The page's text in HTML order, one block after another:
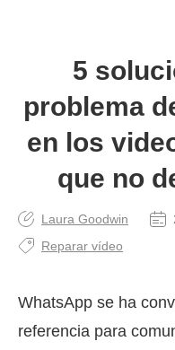
5
problema
en los
que no
Laura Goodwin
Reparar vídeo
WhatsApp se ha
referencia para